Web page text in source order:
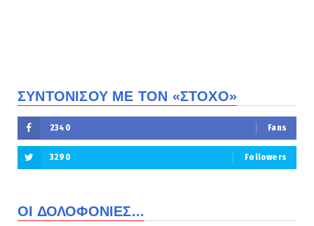
ΣΥΝΤΟΝΙΣΟΥ ΜΕ ΤΟΝ «ΣΤΟΧΟ»
2340 Fans
3290 Followers
ΟΙ ΔΟΛΟΦΟΝΙΕΣ...